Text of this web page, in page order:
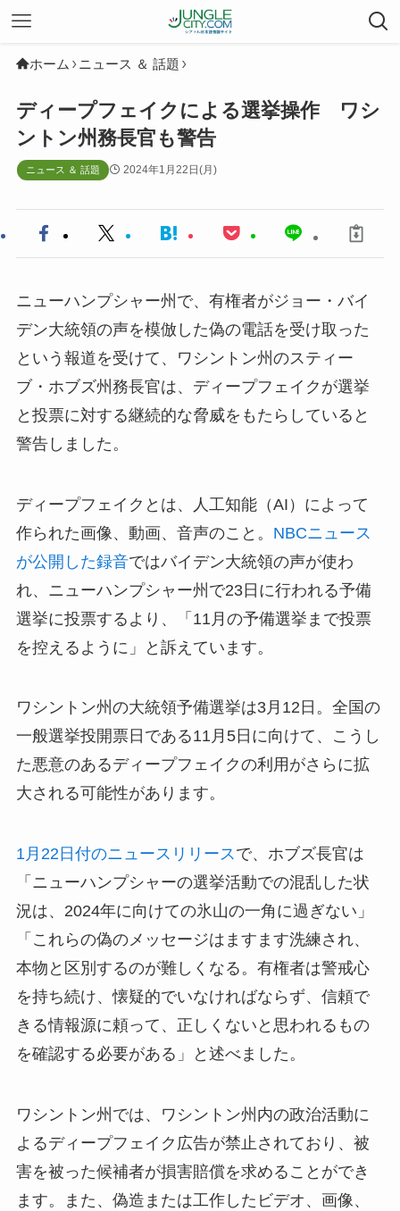
ホーム ニュース ＆ 話題
ディープフェイクによる選挙操作 ワシ
ントン州務長官も警告
ニュース ＆ 話題 2024年1月22日(月)
ニューハンプシャー州で、有権者がジョー・バイ
デン大統領の声を模倣した偽の電話を受け取った
という報道を受けて、ワシントン州のスティー
ブ・ホブズ州務長官は、ディープフェイクが選挙
と投票に対する継続的な脅威をもたらしていると
警告しました。
ディープフェイクとは、人工知能（AI）によって
作られた画像、動画、音声のこと。 NBCニュース
が公開した録音ではバイデン大統領の声が使わ
れ、ニューハンプシャー州で23日に行われる予備
選挙に投票するより、「11月の予備選挙まで投票
を控えるように」と訴えています。
ワシントン州の大統領予備選挙は3月12日。全国の
一般選挙投開票日である11月5日に向けて、こうし
た悪意のあるディープフェイクの利用がさらに拡
大される可能性があります。
1月22日付のニュースリリースで、ホブズ長官は
「ニューハンプシャーの選挙活動での混乱した状
況は、2024年に向けての氷山の一角に過ぎない」
「これらの偽のメッセージはますます洗練され、
本物と区別するのが難しくなる。有権者は警戒心
を持ち続け、懐疑的でいなければならず、信頼で
きる情報源に頼って、正しくないと思われるもの
を確認する必要がある」と述べました。
ワシントン州では、ワシントン州内の政治活動に
よるディープフェイク広告が禁止されており、被
害を被った候補者が損害賠償を求めることができ
ます。また、偽造または工作したビデオ、画像、